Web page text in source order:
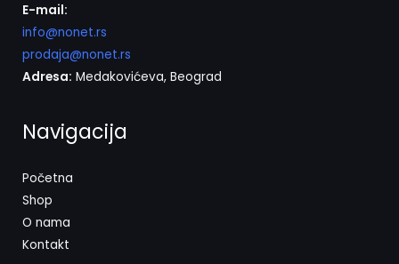
E-mail:
info@nonet.rs
prodaja@nonet.rs
Adresa: Medakovićeva, Beograd
Navigacija
Početna
Shop
O nama
Kontakt